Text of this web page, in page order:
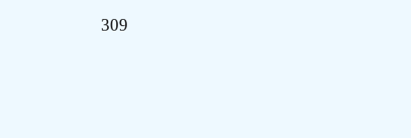
309